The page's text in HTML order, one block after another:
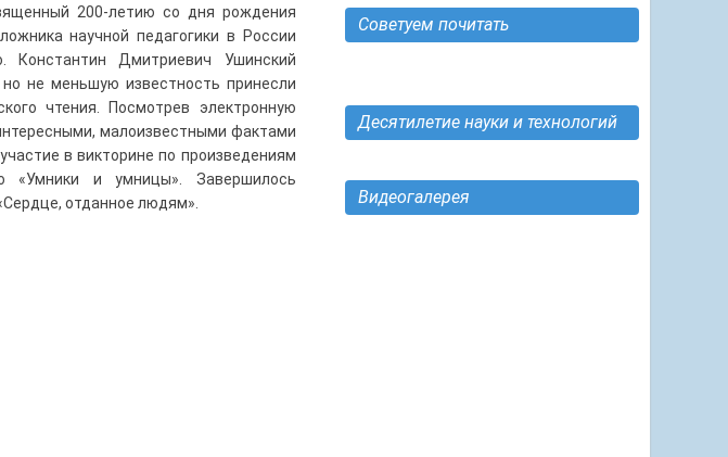
200-летию со дня рождения
научной педагогики в России
Константин Дмитриевич Ушинский
но не меньшую известность принесли
чтения. Посмотрев электронную
малоизвестными фактами
в викторине по произведениям
«Умники и умницы». Завершилось
отданное людям».
Советуем почитать
Десятилетие науки и технологий
Видеогалерея